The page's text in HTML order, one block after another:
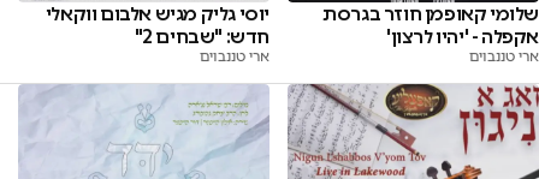
שלומי קאופמן חוזר בגרסת
אקפלה - 'יהיו לרצון'
ארי טננבוים
יוסי גליק מגיש אלבום ווקאלי
חדש: "שבחים 2"
ארי טננבוים